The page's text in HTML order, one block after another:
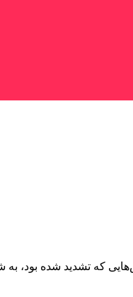
که تشدید شده بود،